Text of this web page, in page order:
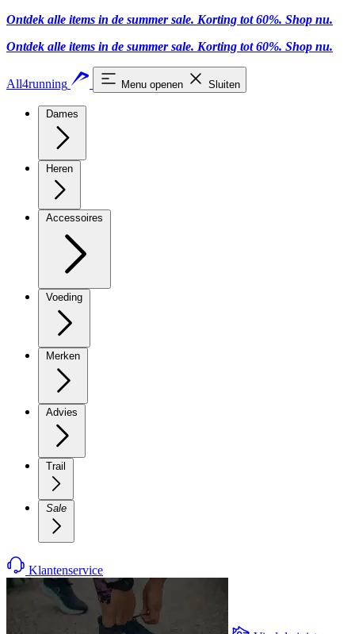
Ontdek alle items in de summer sale. Korting tot 60%. Shop nu.
Ontdek alle items in de summer sale. Korting tot 60%. Shop nu.
All4running Menu openen Sluiten
Dames
Heren
Accessoires
Voeding
Merken
Advies
Trail
Sale
Klantenservice